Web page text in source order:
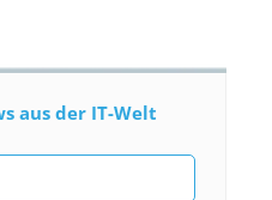
aus der IT-Welt